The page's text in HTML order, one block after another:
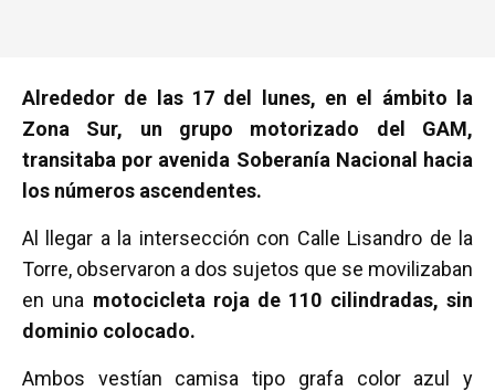
Alrededor de las 17 del lunes, en el ámbito la
Zona Sur, un grupo motorizado del GAM,
transitaba por avenida Soberanía Nacional hacia
los números ascendentes.
Al llegar a la intersección con Calle Lisandro de la
Torre, observaron a dos sujetos que se movilizaban
en una motocicleta roja de 110 cilindradas, sin
dominio colocado.
Ambos vestían camisa tipo grafa color azul y